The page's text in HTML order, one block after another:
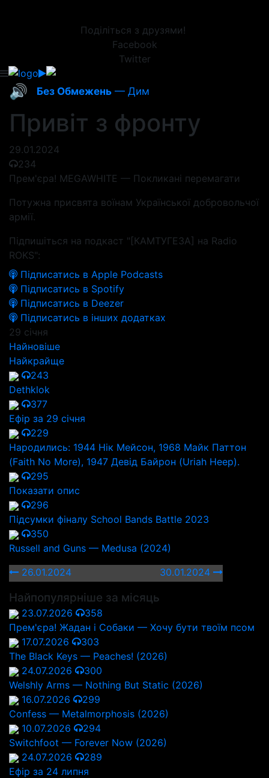
Поділіться з друзями!
Facebook
Twitter
🔊 Без Обмежень — Дим
Привіт з фронту
29.01.2024
234
Прем'єра! MEGAWHITE — Покликані перемагати
Потужна присвята воїнам Української добровольчої
армії.
Підпишіться на подкаст "[КАМТУГЕЗА] на Radio
ROKS":
Підписатись в Apple Podcasts
Підписатись в Spotify
Підписатись в Deezer
Підписатись в інших додатках
29 січня
Найновіше
Найкрайще
243
Dethklok
377
Ефір за 29 січня
229
Народились: 1944 Нік Мейсон, 1968 Майк Паттон
(Faith No More), 1947 Девід Байрон (Uriah Heep).
295
Показати опис
296
Підсумки фіналу School Bands Battle 2023
350
Russell and Guns — Medusa (2024)
26.01.2024
30.01.2024
Найпопулярніше за місяць
23.07.2026
358
Прем'єра! Жадан і Собаки — Хочу бути твоїм псом
17.07.2026
303
The Black Keys — Peaches! (2026)
24.07.2026
300
Welshly Arms — Nothing But Static (2026)
16.07.2026
299
Confess — Metalmorphosis (2026)
10.07.2026
294
Switchfoot — Forever Now (2026)
24.07.2026
289
Ефір за 24 липня